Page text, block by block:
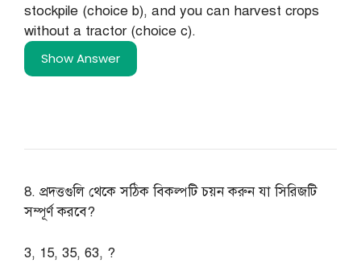
stockpile (choice b), and you can harvest crops
without a tractor (choice c).
Show Answer
8. প্রদত্তগুলি থেকে সঠিক বিকল্পটি চয়ন করুন যা সিরিজটি
সম্পূর্ণ করবে?
3, 15, 35, 63, ?